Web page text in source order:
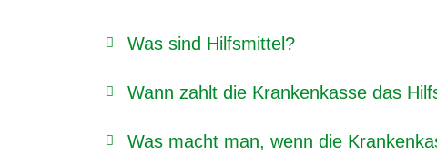
Was sind Hilfsmittel?
Wann zahlt die Krankenkasse das
Was macht man, wenn die